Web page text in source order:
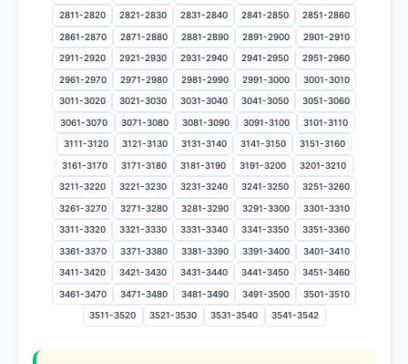
2811-2820 2821-2830 2831-2840 2841-2850 2851-2860
2861-2870 2871-2880 2881-2890 2891-2900 2901-2910
2911-2920 2921-2930 2931-2940 2941-2950 2951-2960
2961-2970 2971-2980 2981-2990 2991-3000 3001-3010
3011-3020 3021-3030 3031-3040 3041-3050 3051-3060
3061-3070 3071-3080 3081-3090 3091-3100 3101-3110
3111-3120 3121-3130 3131-3140 3141-3150 3151-3160
3161-3170 3171-3180 3181-3190 3191-3200 3201-3210
3211-3220 3221-3230 3231-3240 3241-3250 3251-3260
3261-3270 3271-3280 3281-3290 3291-3300 3301-3310
3311-3320 3321-3330 3331-3340 3341-3350 3351-3360
3361-3370 3371-3380 3381-3390 3391-3400 3401-3410
3411-3420 3421-3430 3431-3440 3441-3450 3451-3460
3461-3470 3471-3480 3481-3490 3491-3500 3501-3510
3511-3520 3521-3530 3531-3540 3541-3542